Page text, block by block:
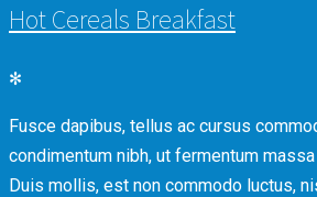
Hot Cereals Breakfast
✻
Fusce dapibus, tellus ac cursus
condimentum nibh, ut fermentum
Duis mollis, est non commodo luctus,